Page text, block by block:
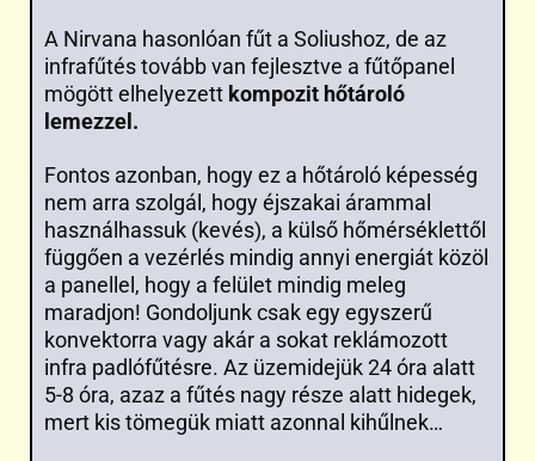
A Nirvana hasonlóan fűt a Soliushoz, de az
infrafűtés tovább van fejlesztve a fűtőpanel
mögött elhelyezett kompozit hőtároló
lemezzel.
Fontos azonban, hogy ez a hőtároló képesség
nem arra szolgál, hogy éjszakai árammal
használhassuk (kevés), a külső hőmérséklettől
függően a vezérlés mindig annyi energiát közöl
a panellel, hogy a felület mindig meleg
maradjon! Gondoljunk csak egy egyszerű
konvektorra vagy akár a sokat reklámozott
infra padlófűtésre. Az üzemidejük 24 óra alatt
5-8 óra, azaz a fűtés nagy része alatt hidegek,
mert kis tömegük miatt azonnal kihűlnek…